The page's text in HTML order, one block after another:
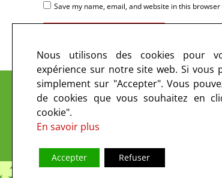
Save my name, email, and website in this
Le CIRC sur les ondes et sur le web
Nous utilisons des cookies pour
expérience sur notre site web. Si vous
simplement sur "Accepter". Vous
de cookies que vous souhaitez en
cookie".
En savoir plus
Accepter Refuser